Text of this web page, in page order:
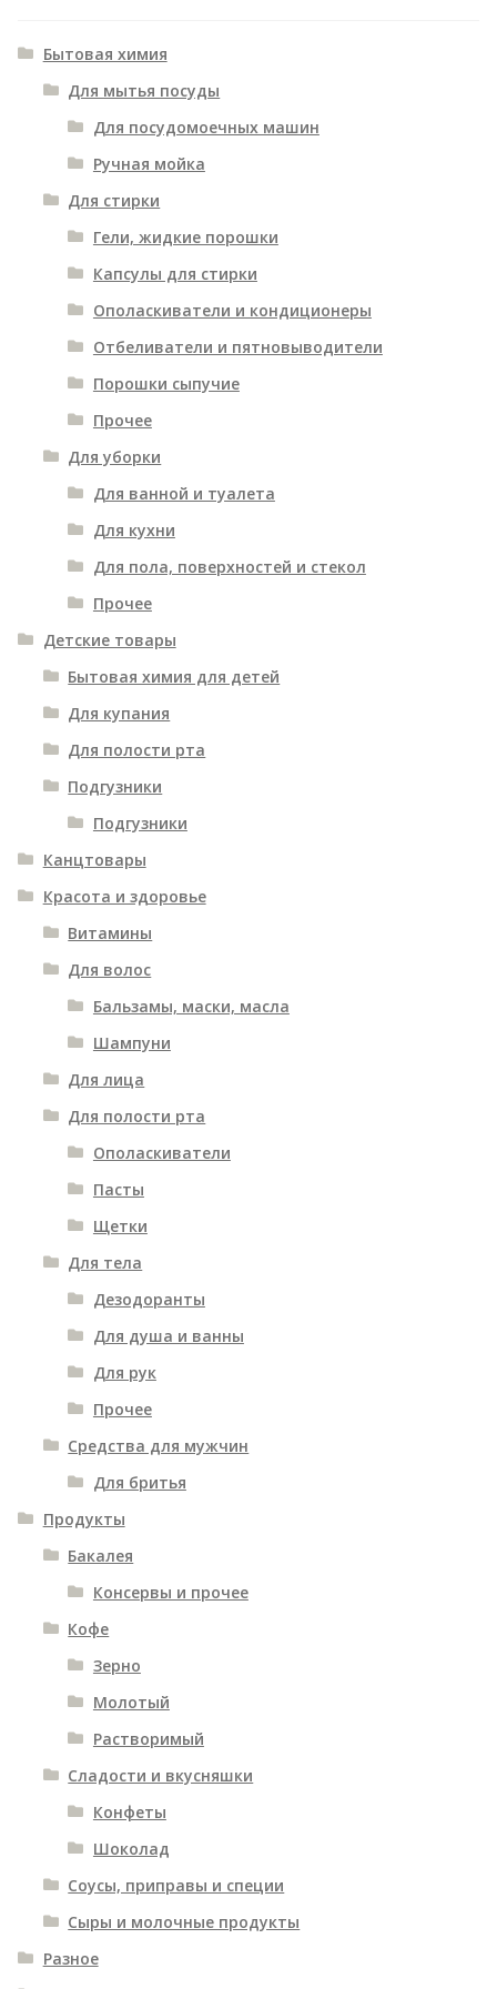
Масла
Консервы и прочее
Кофе
вложенное
Прочие напитки
Сыры и молочные продукты
Товары для дома
Бытовая химия
Для мытья посуды
Для посудомоечных машин
Ручная мойка
Для стирки
Гели, жидкие порошки
Капсулы для стирки
Ополаскиватели и кондиционеры
Отбеливатели и пятновыводители
Порошки сыпучие
Прочее
Для уборки
Для ванной и туалета
Для кухни
Для пола, поверхностей и стекол
Прочее
Детские товары
Бытовая химия для детей
Для купания
Для полости рта
Подгузники
Подгузники
Канцтовары
Красота и здоровье
Витамины
Для волос
Бальзамы, маски, масла
Шампуни
Для лица
Для полости рта
Ополаскиватели
Пасты
Щетки
Для тела
Дезодоранты
Для душа и ванны
Для рук
Прочее
Средства для мужчин
Для бритья
Продукты
Бакалея
Консервы и прочее
Кофе
Зерно
Молотый
Растворимый
Сладости и вкусняшки
Конфеты
Шоколад
Соусы, приправы и специи
Сыры и молочные продукты
Разное